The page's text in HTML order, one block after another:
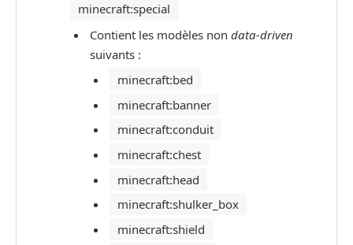
minecraft:special
Contient les modèles non data-driven
suivants :
minecraft:bed
minecraft:banner
minecraft:conduit
minecraft:chest
minecraft:head
minecraft:shulker_box
minecraft:shield